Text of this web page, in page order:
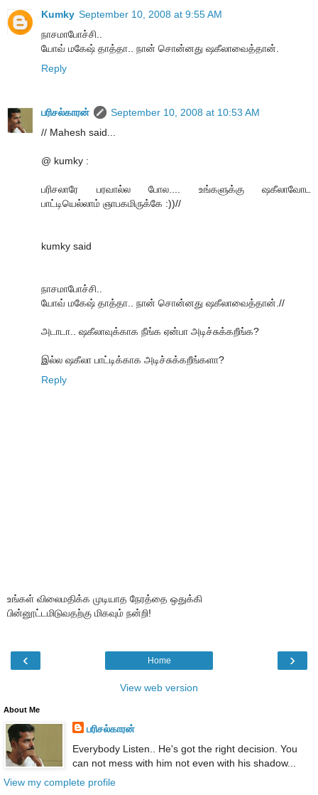
Kumky September 10, 2008 at 9:55 AM
நாசமாபோச்சி..
யோவ் மகேஷ் தாத்தா.. நான் சொன்னது ஷகீலாவைத்தான்.
Reply
பரிசல்காரன்
September 10, 2008 at 10:53 AM
// Mahesh said...
@ kumky :
பரிசலாரே பரவால்ல போல.... உங்களுக்கு ஷகீலாவோட
பாட்டியெல்லாம் ஞாபகமிருக்கே :))//
kumky said
நாசமாபோச்சி..
யோவ் மகேஷ் தாத்தா.. நான் சொன்னது ஷகீலாவைத்தான்.//
அடாடா.. ஷகீலாவுக்காக நீங்க ஏன்பா அடிச்சுக்கறீங்க?
இல்ல ஷகீலா பாட்டிக்காக அடிச்சுக்கறீங்களா?
Reply
உங்கள் விலைமதிக்க முடியாத நேரத்தை ஒதுக்கி
பின்னூட்டமிடுவதற்கு மிகவும் நன்றி!
‹ ›
Home
View web version
About Me
பரிசல்காரன்
Everybody Listen.. He's got the right decision. You
can not mess with him not even with his shadow...
View my complete profile